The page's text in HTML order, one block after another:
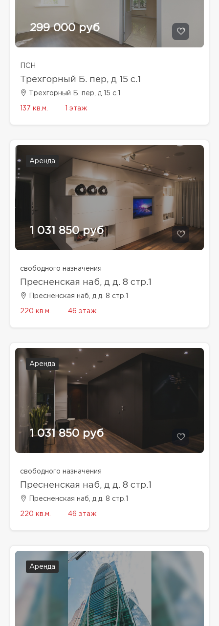
299 000 руб
ПСН
Трехгорный Б. пер, д 15 с.1
Трехгорный Б. пер, д 15 с.1
137 кв.м. 1 этаж
Аренда
1 031 850 руб
свободного назначения
Пресненская наб, д д. 8 стр.1
Пресненская наб, д д. 8 стр.1
220 кв.м. 46 этаж
Аренда
1 031 850 руб
свободного назначения
Пресненская наб, д д. 8 стр.1
Пресненская наб, д д. 8 стр.1
220 кв.м. 46 этаж
Аренда